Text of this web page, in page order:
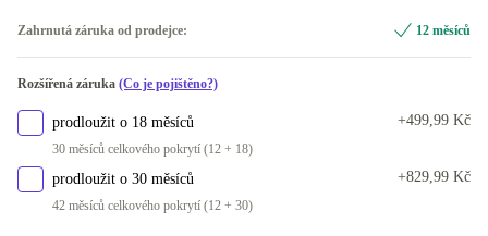
250 GB
500 GB
ES (QWERTY)
BE (AZERTY)
Zahrnutá záruka od prodejce: 12 měsíců
Rozšířená záruka (Co je pojištěno?)
prodloužit o 18 měsíců
30 měsíců celkového pokrytí (12 + 18)
+499,99 Kč
prodloužit o 30 měsíců
42 měsíců celkového pokrytí (12 + 30)
+829,99 Kč